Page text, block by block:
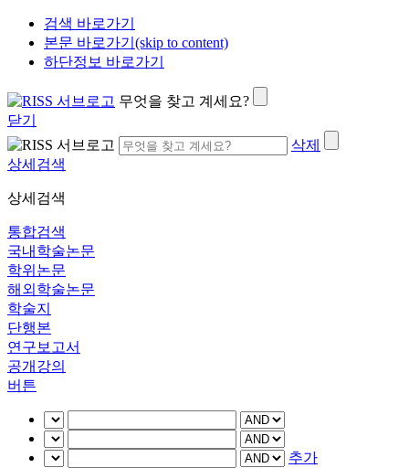
검색 바로가기
본문 바로가기(skip to content)
하단정보 바로가기
무엇을 찾고 계세요?
닫기
삭제
상세검색
상세검색
통합검색
국내학술논문
학위논문
해외학술논문
학술지
단행본
연구보고서
공개강의
버튼
추가